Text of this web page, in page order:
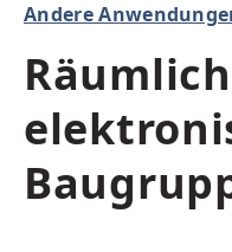
Andere